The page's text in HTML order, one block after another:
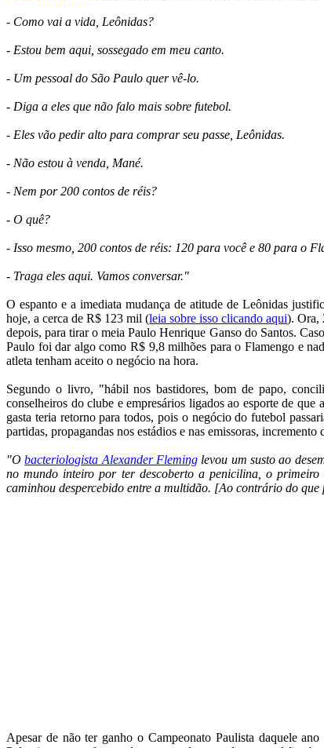
- Como vai a vida, Leônidas?
- Estou bem aqui, sossegado em meu canto.
- Um pessoal do São Paulo quer vê-lo.
- Diga a eles que não falo mais sobre futebol.
- Eles vão pedir alto para comprar seu passe, Leônidas.
- Não estou à venda, Mané.
- Nem por 200 contos de réis?
- O quê?
- Isso mesmo, 200 contos de réis: 120 para você e 80 para o
- Traga eles aqui. Vamos conversar."
O espanto e a imediata mudança de atitude de Leônidas
hoje, a cerca de R$ 123 mil (leia sobre isso clicando aqui). Ora,
depois, para tirar o meia Paulo Henrique Ganso do Santos.
Paulo foi dar algo como R$ 9,8 milhões para o Flamengo e
atleta tenham aceito o negócio na hora.
Segundo o livro, "hábil nos bastidores, bom de papo,
conselheiros do clube e empresários ligados ao esporte de
gasta teria retorno para todos, pois o negócio do futebol
partidas, propagandas nos estádios e nas emissoras,
"Obacteriologista Alexander Fleminglevou um susto ao
no mundo inteiro por ter descoberto a penicilina, o
caminhou despercebido entre a multidão. [Ao contrário do
Apesar de não ter ganho o Campeonato Paulista daquele